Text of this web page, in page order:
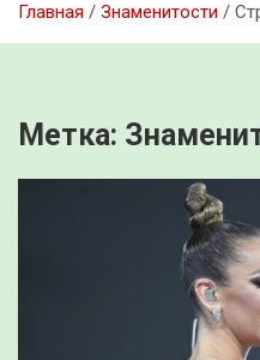
Главная Знаменитости
Метка: